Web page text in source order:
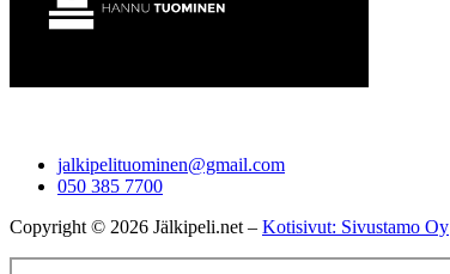
jalkipelituominen@gmail.com
050 385 7700
Copyright © 2026 Jälkipeli.net – Kotisivut: Sivustamo Oy